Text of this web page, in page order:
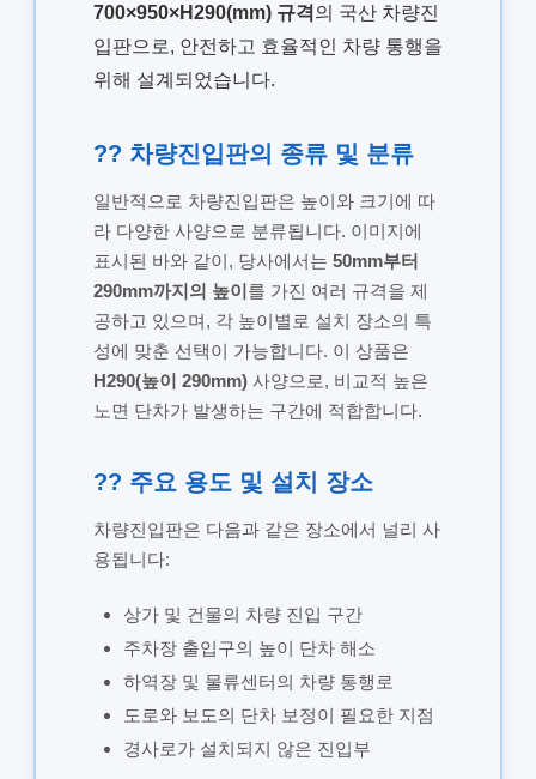
700×950×H290(mm) 규격 의 국산 차량진
입판으로, 안전하고 효율적인 차량 통행을
위해 설계되었습니다.
?? 차량진입판의 종류 및 분류
일반적으로 차량진입판은 높이와 크기에 따
라 다양한 사양으로 분류됩니다. 이미지에
표시된 바와 같이, 당사에서는 50mm부터
290mm까지의 높이를 가진 여러 규격을 제
공하고 있으며, 각 높이별로 설치 장소의 특
성에 맞춘 선택이 가능합니다. 이 상품은
H290(높이 290mm)사양으로, 비교적 높은
노면 단차가 발생하는 구간에 적합합니다.
?? 주요 용도 및 설치 장소
차량진입판은 다음과 같은 장소에서 널리 사
용됩니다:
상가 및 건물의 차량 진입 구간
주차장 출입구의 높이 단차 해소
하역장 및 물류센터의 차량 통행로
도로와 보도의 단차 보정이 필요한 지점
경사로가 설치되지 않은 진입부